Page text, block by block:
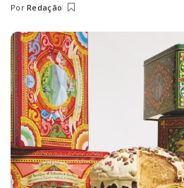
Posted
Por Redação